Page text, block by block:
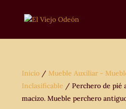
Inicio/ Mueble Auxiliar -
Inclasificable / Perchero de pié
macizo. Mueble perchero